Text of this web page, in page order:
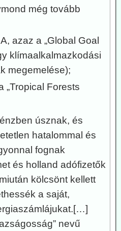
még tovább
azaz a „Global Goal
klímaalkalmazkodási
megemelése);
„Tropical Forests
úsznak, és
hatalommal és
fognak
és holland adófizetők
kölcsönt kellett
a saját,
nevű